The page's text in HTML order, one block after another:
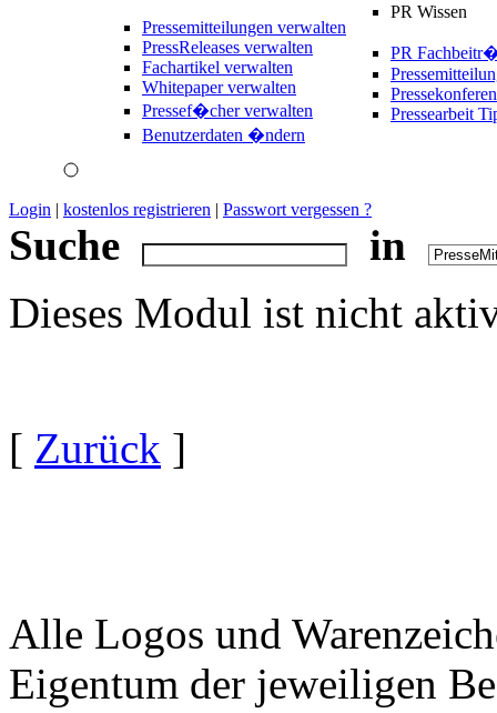
Pressemitteilungen verwalten
PressReleases verwalten
Fachartikel verwalten
Whitepaper verwalten
Pressef�cher verwalten
Benutzerdaten �ndern
PR Wissen
PR
Pressearbeit
Login | kostenlos registrieren | Passwort vergessen ?
Suche
in
Dieses Modul ist nicht
[ Zurück ]
Alle Logos und
Eigentum der jeweiligen